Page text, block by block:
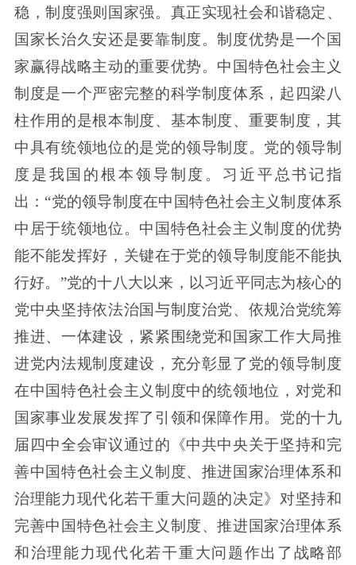
稳，制度强则国家强。真正实现社会和谐稳定、
国家长治久安还是要靠制度。制度优势是一个国
家赢得战略主动的重要优势。中国特色社会主义
制度是一个严密完整的科学制度体系，起四梁八
柱作用的是根本制度、基本制度、重要制度，其
中具有统领地位的是党的领导制度。党的领导制
度是我国的根本领导制度。习近平总书记指
出：“党的领导制度在中国特色社会主义制度体系
中居于统领地位。中国特色社会主义制度的优势
能不能发挥好，关键在于党的领导制度能不能执
行好。”党的十八大以来，以习近平同志为核心的
党中央坚持依法治国与制度治党、依规治党统筹
推进、一体建设，紧紧围绕党和国家工作大局推
进党内法规制度建设，充分彰显了党的领导制度
在中国特色社会主义制度中的统领地位，对党和
国家事业发展发挥了引领和保障作用。党的十九
届四中全会审议通过的《中共中央关于坚持和完
善中国特色社会主义制度、推进国家治理体系和
治理能力现代化若干重大问题的决定》对坚持和
完善中国特色社会主义制度、推进国家治理体系
和治理能力现代化若干重大问题作出了战略部